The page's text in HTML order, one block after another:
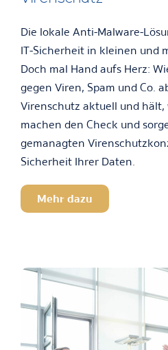
Die lokale Anti-Malware-
IT-Sicherheit in kleinen und
Doch mal Hand aufs Herz:
gegen Viren, Spam und Co.
Virenschutz aktuell und
machen den Check und
gemanagten
Sicherheit Ihrer Daten.
Mehr dazu